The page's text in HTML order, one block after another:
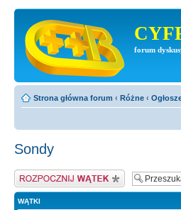
forum
Strona główna forum ‹ Różne ‹
Sondy
Napisz wątek
WĄTKI